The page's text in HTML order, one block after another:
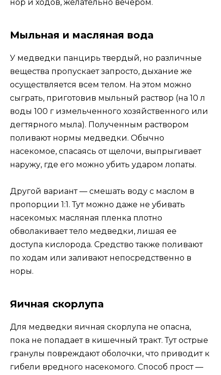
нор и ходов, желательно вечером.
Мыльная и масляная вода
У медведки панцирь твердый, но различные
вещества пропускает запросто, дыхание же
осуществляется всем телом. На этом можно
сыграть, приготовив мыльный раствор (на 10 л
воды 100 г измельченного хозяйственного или
дегтярного мыла). Полученным раствором
поливают нормы медведки. Обычно
насекомое, спасаясь от щелочи, выпрыгивает
наружу, где его можно убить ударом лопаты.
Другой вариант — смешать воду с маслом в
пропорции 1:1. Тут можно даже не убивать
насекомых: масляная пленка плотно
обволакивает тело медведки, лишая ее
доступа кислорода. Средство также поливают
по ходам или заливают непосредственно в
норы.
Яичная скорлупа
Для медведки яичная скорлупа не опасна,
пока не попадает в кишечный тракт. Тут острые
гранулы повреждают оболочки, что приводит к
гибели вредного насекомого. Способ прост —